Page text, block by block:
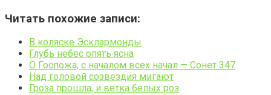
Читать похожие записи:
В коляске Эсклармонды
Глубь небес опять ясна
О Госпожа, с началом всех начал — Сонет 347
Над головой созвездия мигают
Гроза прошла, и ветка белых роз